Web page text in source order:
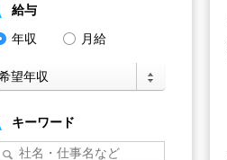
給与
年収
月給
キーワード